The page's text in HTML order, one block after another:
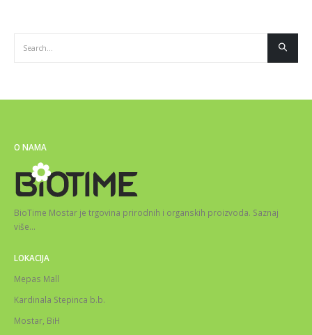
O NAMA
BioTime Mostar je trgovina prirodnih i organskih proizvoda. Saznaj
više…
LOKACIJA
Mepas Mall
Kardinala Stepinca b.b.
Mostar, BiH